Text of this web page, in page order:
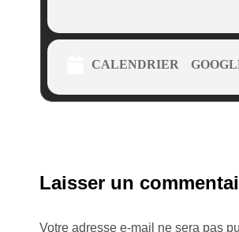
CALENDRIER
Laisser un
Votre adresse e-mail ne sera pas